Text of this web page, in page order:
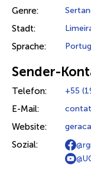
Genre:
Stadt:
Sprache:
Sender-
Telefon: +55
E-Mail:
Website:
Sozial: